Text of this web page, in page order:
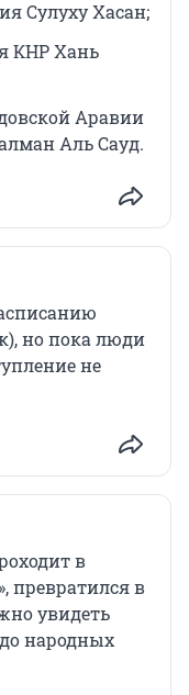
Сулуху Хасан;
КНР Хань
Аравии
Аль Сауд.
но пока люди
не
в
превратился в
увидеть
народных